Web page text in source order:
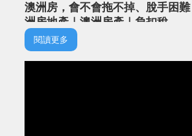
澳洲房，會不會拖不掉、脫手困
洲房地產｜澳洲房產｜負扣稅
閱讀更多